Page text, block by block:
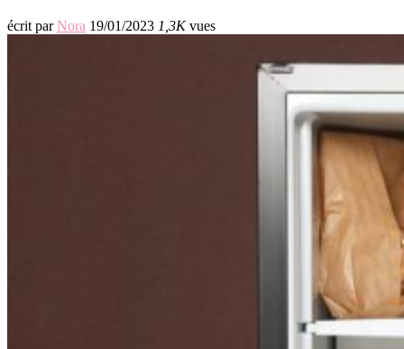
écrit parNora 19/01/2023 1,3Kvues